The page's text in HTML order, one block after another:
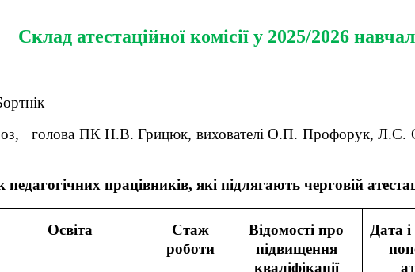
Склад атестаційної комісії у 2025/2026
голова ПК Н.В. Грицюк, вихователі О.П. Профорук, Л.Є.
педагогічних працівників, які підлягають черговій
Освіта
Стаж
роботи
Відомості про
підвищення
кваліфікації
Дата